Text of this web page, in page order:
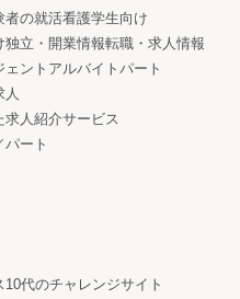
者の就活看護学生向け
独立・開業情報転職・求人情報
ェント アルバイト パート
人
人紹介サービス
ート
10代のチャレンジサイト